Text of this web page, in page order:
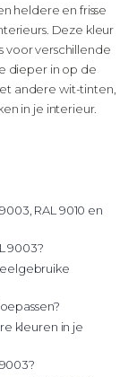
heldere en frisse
Deze kleur
voor verschillende
dieper in op de
andere wit-tinten,
in je interieur.
RAL 9010 en
9003?
kleuren in je